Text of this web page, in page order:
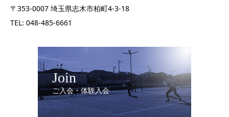
〒353-0007 埼玉県志木市柏町4-3-18
TEL: 048-485-6661
Join
ご入会・体験入会